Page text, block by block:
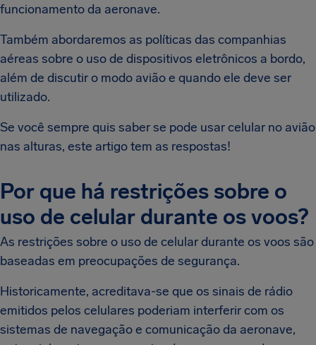
funcionamento da aeronave.
Também abordaremos as políticas das companhias
aéreas sobre o uso de dispositivos eletrônicos a bordo,
além de discutir o modo avião e quando ele deve ser
utilizado.
Se você sempre quis saber se pode usar celular no avião
nas alturas, este artigo tem as respostas!
Por que há restrições sobre o
uso de celular durante os voos?
As restrições sobre o uso de celular durante os voos são
baseadas em preocupações de segurança.
Historicamente, acreditava-se que os sinais de rádio
emitidos pelos celulares poderiam interferir com os
sistemas de navegação e comunicação da aeronave,